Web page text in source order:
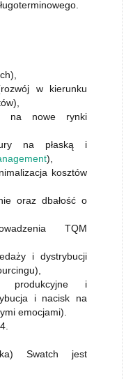
w kierunku
na nowe rynki
na płaską i
),
kosztów
oraz dbałość o
TQM
i dystrybucji
produkcyjne i
i nacisk na
emocjami).
Swatch jest